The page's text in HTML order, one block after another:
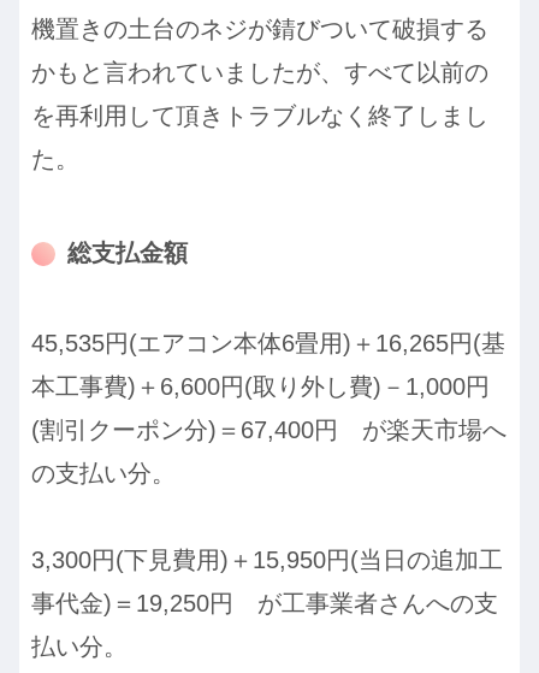
機置きの土台のネジが錆びついて破損する
かもと言われていましたが、すべて以前の
を再利用して頂きトラブルなく終了しまし
た。
総支払金額
45,535円(エアコン本体6畳用)＋16,265円(基
本工事費)＋6,600円(取り外し費)－1,000円
(割引クーポン分)＝67,400円 が楽天市場へ
の支払い分。
3,300円(下見費用)＋15,950円(当日の追加工
事代金)＝19,250円 が工事業者さんへの支
払い分。